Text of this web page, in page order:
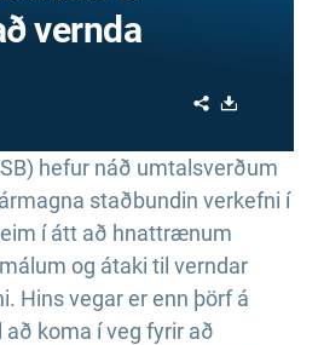
vernda
Share
hefur náð umtalsverðum
staðbundin verkefni í
í átt að hnattrænum
og átaki til verndar
Hins vegar er enn þörf á
koma í veg fyrir að